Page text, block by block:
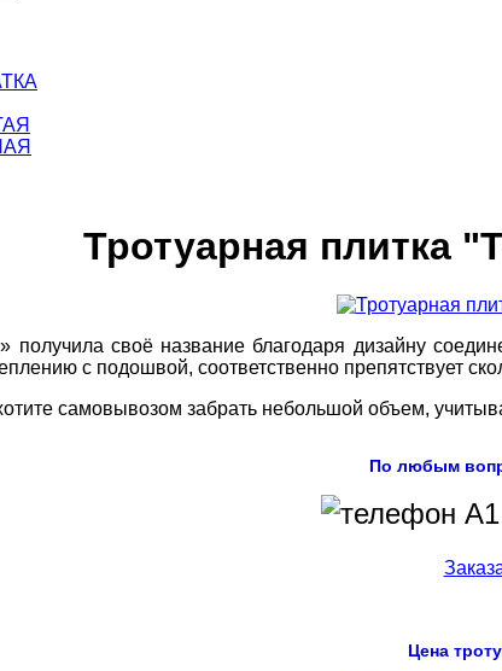
Тротуарная плитка
получила своё название благодаря дизайну
с подошвой, соответственно препятствует
самовывозом забрать небольшой объем,
По любым
Цена